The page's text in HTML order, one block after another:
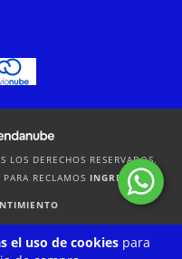
el uso de cookiespara
DERECHOS RESERVADOS.
RECLAMOS INGRESÁ ACÁ.